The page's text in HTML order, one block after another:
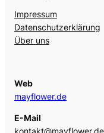
Impressum
Datenschutzerklärung
Über uns
Web
mayflower.de
E-Mail